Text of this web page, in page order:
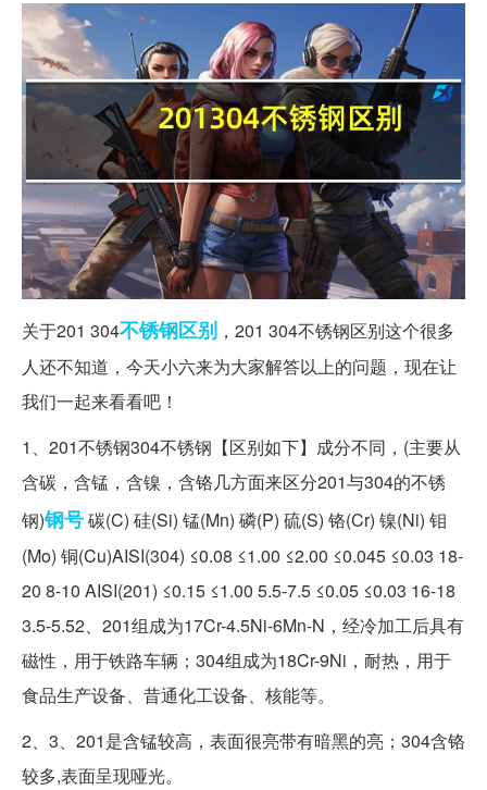
关于201 304不锈钢区别 ，201 304不锈钢区别这个很多
人还不知道，今天小六来为大家解答以上的问题，现在让
我们一起来看看吧！
1、201不锈钢304不锈钢【区别如下】成分不同，(主要从
含碳，含锰，含镍，含铬几方面来区分201与304的不锈
钢)钢号碳(C) 硅(Si) 锰(Mn) 磷(P) 硫(S) 铬(Cr) 镍(Ni) 钼
(Mo) 铜(Cu)AISI(304) ≤0.08 ≤1.00 ≤2.00 ≤0.045 ≤0.03 18-
20 8-10 AISI(201) ≤0.15 ≤1.00 5.5-7.5 ≤0.05 ≤0.03 16-18
3.5-5.52、201组成为17Cr-4.5Ni-6Mn-N，经冷加工后具有
磁性，用于铁路车辆；304组成为18Cr-9Ni，耐热，用于
食品生产设备、昔通化工设备、核能等。
2、3、201是含锰较高，表面很亮带有暗黑的亮；304含铬
较多,表面呈现哑光。